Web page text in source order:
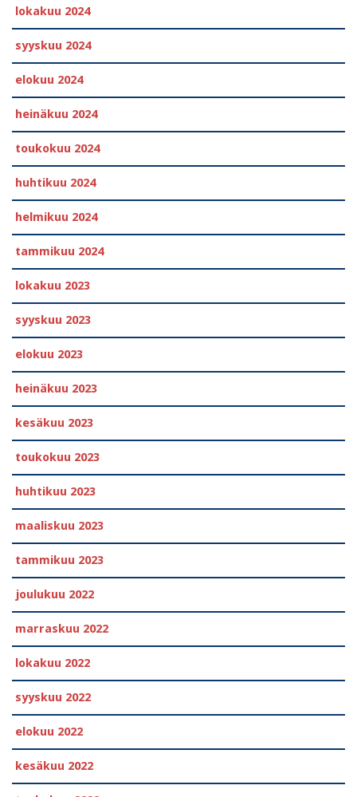
lokakuu 2024
syyskuu 2024
elokuu 2024
heinäkuu 2024
toukokuu 2024
huhtikuu 2024
helmikuu 2024
tammikuu 2024
lokakuu 2023
syyskuu 2023
elokuu 2023
heinäkuu 2023
kesäkuu 2023
toukokuu 2023
huhtikuu 2023
maaliskuu 2023
tammikuu 2023
joulukuu 2022
marraskuu 2022
lokakuu 2022
syyskuu 2022
elokuu 2022
kesäkuu 2022